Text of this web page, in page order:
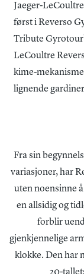
Jaeger-
først i Reverso
Tribute
LeCoultre
kime-
lignende
Fra sin
variasjoner, har
uten noensinne
en allsidig og
forblir
gjenkjennelige
klokke. Den har